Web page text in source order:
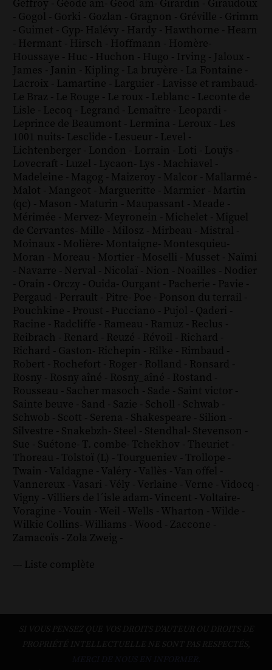
Geffroy - Géode am- Géod´am- Girardin - Giraudoux
- Gogol - Gorki - Gozlan - Gragnon - Gréville - Grimm
- Guimet - Gyp- Halévy - Hardy - Hawthorne - Hearn
- Hermant - Hirsch - Hoffmann - Homère-
Houssaye - Huc - Huchon - Hugo - Irving - Jaloux -
James - Janin - Kipling - La bruyère - La Fontaine -
Lacroix - Lamartine - Larguier - Lavisse et rambaud-
Le Braz - Le Rouge - Le roux - Leblanc - Leconte de
Lisle - Lecoq - Legrand - Lemaître - Leopardi -
Leprince de Beaumont - Lermina - Leroux - Les
1001 nuits- Lesclide - Lesueur - Level -
Lichtenberger - London - Lorrain - Loti - Louÿs -
Lovecraft - Luzel - Lycaon- Lys - Machiavel -
Madeleine - Magog - Maizeroy - Malcor - Mallarmé -
Malot - Mangeot - Margueritte - Marmier - Martin
(qc) - Mason - Maturin - Maupassant - Meade -
Mérimée - Mervez- Meyronein - Michelet - Miguel
de Cervantes- Mille - Milosz - Mirbeau - Mistral -
Moinaux - Molière- Montaigne- Montesquieu-
Moran - Moreau - Mortier - Moselli - Musset - Naïmi
- Navarre - Nerval - Nicolaï - Nion - Noailles - Nodier
- Orain - Orczy - Ouida- Ourgant - Pacherie - Pavie -
Pergaud - Perrault - Pitre- Poe - Ponson du terrail -
Pouchkine - Proust - Pucciano - Pujol - Qaderi -
Racine - Radcliffe - Rameau - Ramuz - Reclus -
Reibrach - Renard - Reuzé - Révoil - Richard -
Richard - Gaston- Richepin - Rilke - Rimbaud -
Robert - Rochefort - Roger - Rolland - Ronsard -
Rosny - Rosny aîné - Rosny_aîné - Rostand -
Rousseau - Sacher masoch - Sade - Saint victor -
Sainte beuve - Sand - Sazie - Scholl - Schwab -
Schwob - Scott - Serena - Shakespeare - Silion -
Silvestre - Snakebzh- Steel - Stendhal- Stevenson -
Sue - Suétone- T. combe- Tchekhov - Theuriet -
Thoreau - Tolstoï (L) - Tourgueniev - Trollope -
Twain - Valdagne - Valéry - Vallès - Van offel -
Vannereux - Vasari - Vély - Verlaine - Verne - Vidocq -
Vigny - Villiers de l´isle adam- Vincent - Voltaire-
Voragine - Vouin - Weil - Wells - Wharton - Wilde -
Wilkie Collins- Williams - Wood - Zaccone -
Zamacoïs - Zola Zweig -
--- Liste complète